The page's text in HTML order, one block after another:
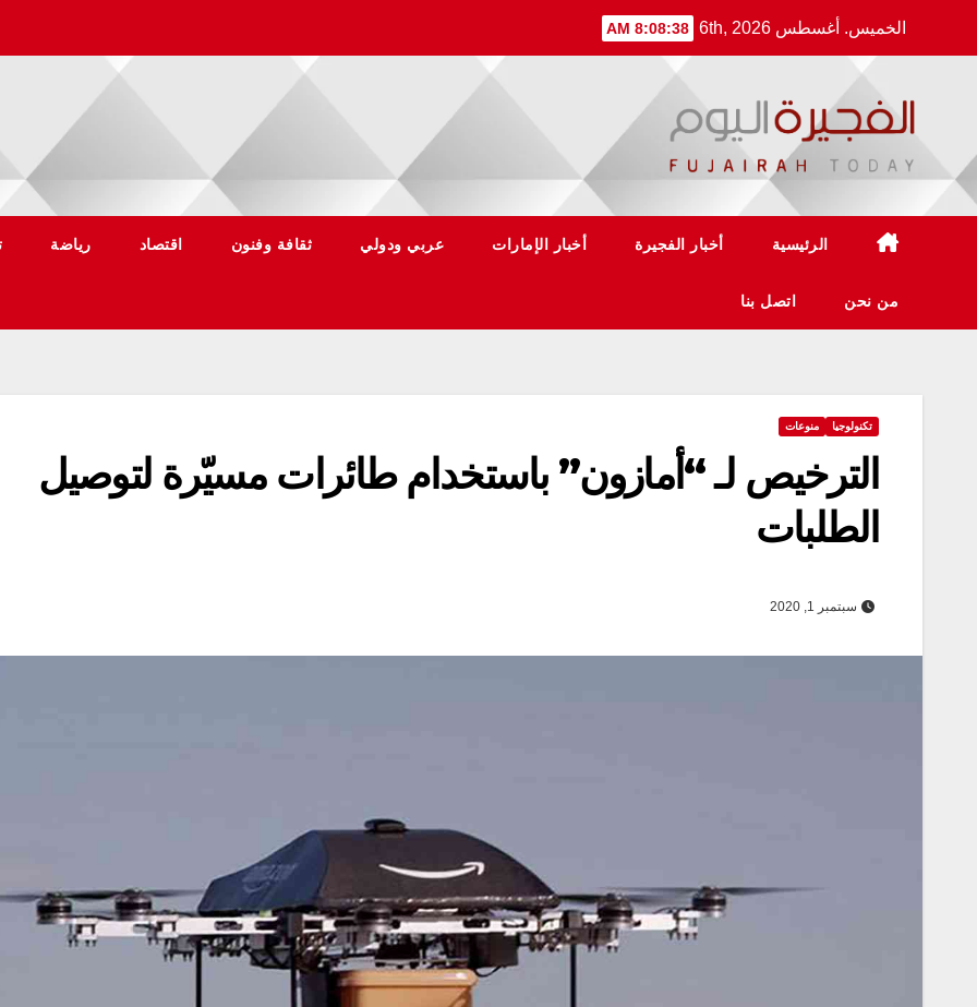
الخميس. أغسطس 6th, 2026 8:08:38 AM
الرئيسية أخبار الفجيرة أخبار الإمارات عربي ودولي ثقافة وفنون اقتصاد رياضة
من نحن اتصل بنا
تكنولوجيا منوعات
الترخيص لـ “أمازون” باستخدام طائرات مسيّرة لتوصيل
الطلبات
سبتمبر 1, 2020